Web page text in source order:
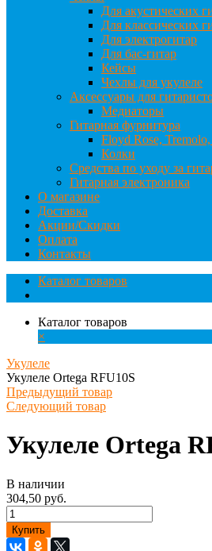
Для акустических
Для классических
Для электрогитар
Для бас-гитар
Кейсы
Чехлы для укулеле
Аксессуары для
Медиаторы
Гитарная фурнитура
Floyd Rose,
Колки
Средства по уходу за
Гитарная электроника
О магазине
Доставка
Акции/Скидки
Оплата
Контакты
Каталог товаров
Каталог товаров
×
Укулеле
Укулеле Ortega RFU10S
Предыдущий товар
Следующий товар
Укулеле Ortega
В наличии
304,50 руб.
Купить